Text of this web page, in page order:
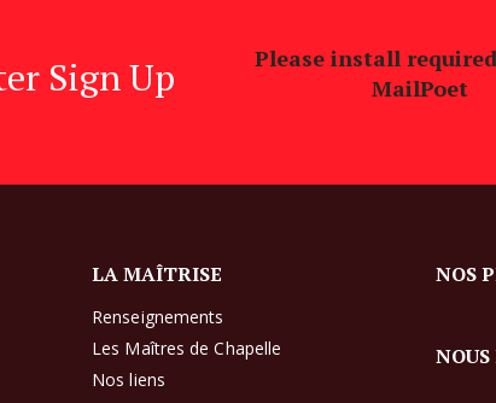
Sign Up
Please install
MailPoet
LA MAÎTRISE
Renseignements
Les Maîtres de Chapelle
Nos liens
NOS